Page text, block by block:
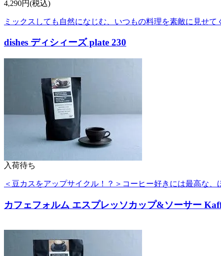
4,290円(税込)
ミックスしても自然になじむ、いつもの料理を素敵に見せて
dishes ディシィーズ plate 230
入荷待ち
＜豆カスをアップサイクル！？＞コーヒー好きには最高な
カフェフォルム エスプレッソカップ&ソーサー